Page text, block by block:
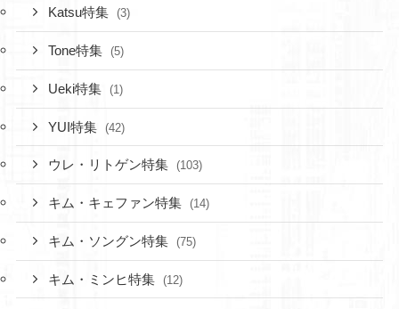
Katsu特集 (3)
Tone特集 (5)
Ueki特集 (1)
YUI特集 (42)
ウレ・リトゲン特集 (103)
キム・キェファン特集 (14)
キム・ソングン特集 (75)
キム・ミンヒ特集 (12)